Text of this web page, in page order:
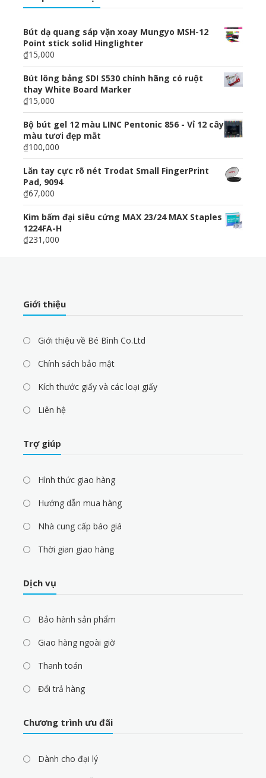
Bút dạ quang sáp vặn xoay Mungyo MSH-12
Point stick solid Hinglighter
₫15,000
Bút lông bảng SDI S530 chính hãng có ruột
thay White Board Marker
₫15,000
Bộ bút gel 12 màu LINC Pentonic 856 - Vỉ 12 cây
màu tươi đẹp mắt
₫100,000
Lăn tay cực rõ nét Trodat Small FingerPrint
Pad, 9094
₫67,000
Kim bấm đại siêu cứng MAX 23/24 MAX Staples
1224FA-H
₫231,000
Giới thiệu
Giới thiệu về Bé Bình Co.Ltd
Chính sách bảo mật
Kích thước giấy và các loại giấy
Liên hệ
Trợ giúp
Hình thức giao hàng
Hướng dẫn mua hàng
Nhà cung cấp báo giá
Thời gian giao hàng
Dịch vụ
Bảo hành sản phẩm
Giao hàng ngoài giờ
Thanh toán
Đổi trả hàng
Chương trình ưu đãi
Dành cho đại lý